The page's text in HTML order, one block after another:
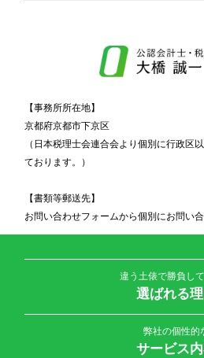
【事務所所在地】
京都府京都市下京区
（日本税理士会連合会より個別に行政区
ております。）
【書類等郵送先】
お問い合わせフォームから個別にお問い合
違う土俵で勝負し
選ばれる
弊社の個性的
サービス